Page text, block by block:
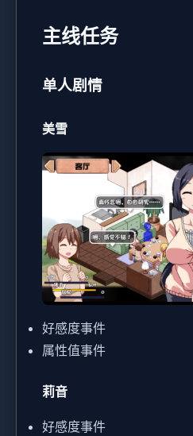
主线任务
单人剧情
美雪
好感度事件
属性值事件
莉音
好感度事件